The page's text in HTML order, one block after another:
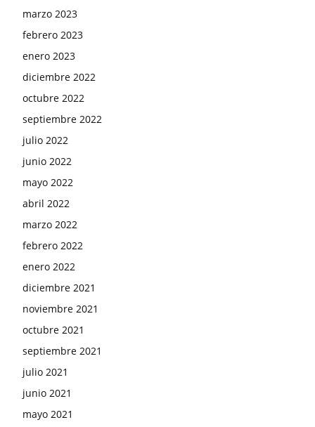
marzo 2023
febrero 2023
enero 2023
diciembre 2022
octubre 2022
septiembre 2022
julio 2022
junio 2022
mayo 2022
abril 2022
marzo 2022
febrero 2022
enero 2022
diciembre 2021
noviembre 2021
octubre 2021
septiembre 2021
julio 2021
junio 2021
mayo 2021